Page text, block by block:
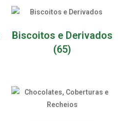
Biscoitos e Derivados
(65)